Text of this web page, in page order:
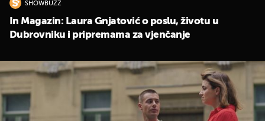
SHOWBUZZ
In Magazin: Laura Gnjatović o poslu, životu u
Dubrovniku i pripremama za vjenčanje